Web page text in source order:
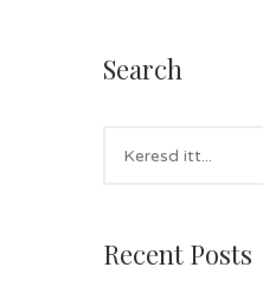
Search
Recent Posts